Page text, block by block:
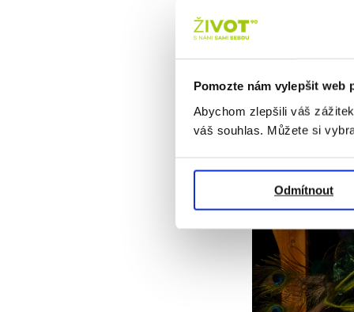
Pomozte nám vylepšit web
Abychom zlepšili váš
váš souhlas. Můžete si
Odmítnout